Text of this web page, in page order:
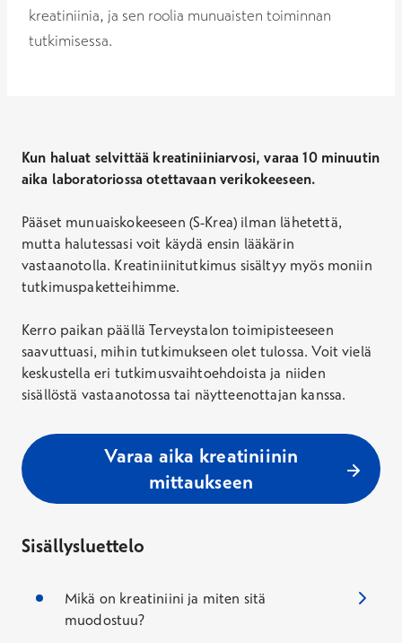
kreatiniinia, ja sen roolia munuaisten toiminnan
tutkimisessa.
Kun haluat selvittää kreatiniiniarvosi, varaa 10 minuutin
aika laboratoriossa otettavaan verikokeeseen.
Pääset munuaiskokeeseen (S-Krea) ilman lähetettä,
mutta halutessasi voit käydä ensin lääkärin
vastaanotolla. Kreatiniinitutkimus sisältyy myös moniin
tutkimuspaketteihimme.
Kerro paikan päällä Terveystalon toimipisteeseen
saavuttuasi, mihin tutkimukseen olet tulossa. Voit vielä
keskustella eri tutkimusvaihtoehdoista ja niiden
sisällöstä vastaanotossa tai näytteenottajan kanssa.
Varaa aika kreatiniinin
mittaukseen
Sisällysluettelo
Mikä on kreatiniini ja miten sitä
muodostuu?